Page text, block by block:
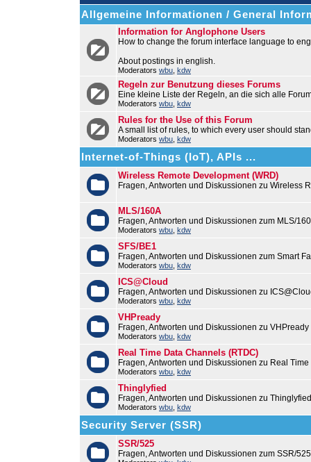
Allgemeine Informationen / General
Information for Anglophone Users
How to change the forum interface language to
About postings in english.
Moderators wbu kdw
Regeln zur Benutzung dieses Forums
Eine kleine Liste der Regeln, an die sich alle
Moderators wbu kdw
Rules for the Use of this Forum
A small list of rules, to which every user should
Moderators wbu kdw
Internet-of-Things (IoT), APIs ...
Wireless Remote Development (WRD)
Fragen, Antworten und Diskussionen zu Wireless
MLS/160A
Fragen, Antworten und Diskussionen zum MLS/
Moderators wbu kdw
SFS/BE1
Fragen, Antworten und Diskussionen zum Smart
Moderators wbu kdw
ICS@Cloud
Fragen, Antworten und Diskussionen zu
Moderators wbu kdw
VHPready
Fragen, Antworten und Diskussionen zu VHPready
Moderators wbu kdw
Real Time Data Channels (RTDC)
Fragen, Antworten und Diskussionen zu Real
Moderators wbu kdw
Thinglyfied
Fragen, Antworten und Diskussionen zu Thinglyfied
Moderators wbu kdw
Security Server (SSR)
SSR/525
Fragen, Antworten und Diskussionen zum SSR/525